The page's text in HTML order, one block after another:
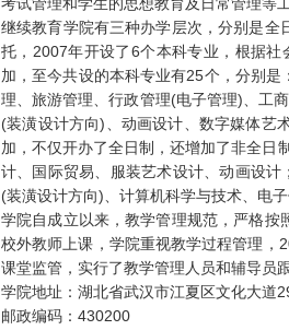
继续教育学院有三种办学层次，分别是全
托，2007年开设了6个本科专业，根据
加，至今共设的本科专业有25个，分别
理、旅游管理、行政管理(电子管理)、工
(装潢设计方向)、动画设计、数字媒体艺
加，不仅开办了全日制，还增加了非全日
计、国际贸易、服装艺术设计、动画设
(装潢设计方向)、计算机科学与技术、电子
学院自成立以来，教学管理规范，严格
校外教师上课，学院重视教学过程管理，
课堂监管，实行了教学管理人员和辅导员
学院地址：湖北省武汉市江夏区文化大道
邮政编码：430200